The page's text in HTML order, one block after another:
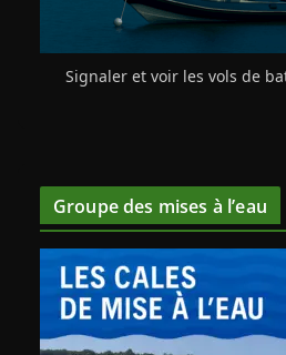
Signaler et voir les vols de
Groupe des mises à l’eau